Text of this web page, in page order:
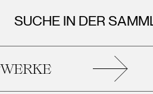
SUCHE IN DER